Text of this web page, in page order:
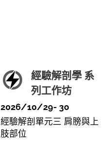
經驗解剖學 系
列工作坊
2026/10/29- 30
經驗解剖單元三 肩膀與上
肢部位